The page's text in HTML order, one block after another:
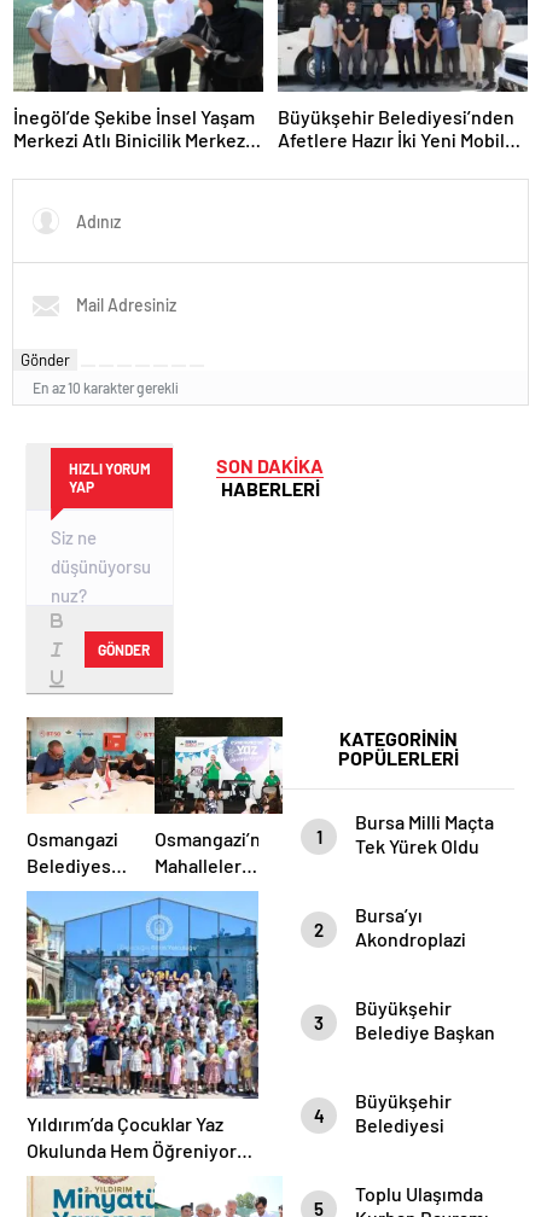
İnegöl’de Şekibe İnsel Yaşam
Merkezi Atlı Binicilik Merkezi
Büyükşehir Belediyesi’nden
Afetlere Hazır İki Yeni Mobil
Gönder
En az 10 karakter gerekli
HIZLI YORUM
YAP
GÖNDER
SON DAKİKA
HABERLERİ
KATEGORİNİN
POPÜLERLERİ
1
Bursa Milli Maçta
Tek Yürek Oldu
2
Bursa’yı
Akondroplazi
3
Büyükşehir
Belediye Başkan
Marşın
Bestecilerini
4
Büyükşehir
Belediyesi
“Aşure Bereket
5
Toplu Ulaşımda
Osmangazi
Belediyesi
İş
arayanlara
Destek
Osmangazi’nin
Mahallelerinde
Şenliğin En
Güzeli
Yaşanıyor
Yıldırım’da Çocuklar Yaz
Okulunda Hem Öğreniyor
Hem Eğleniyor